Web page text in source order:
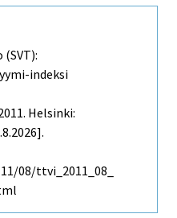
indeksi
Helsinki:
08/ttvi_2011_08_